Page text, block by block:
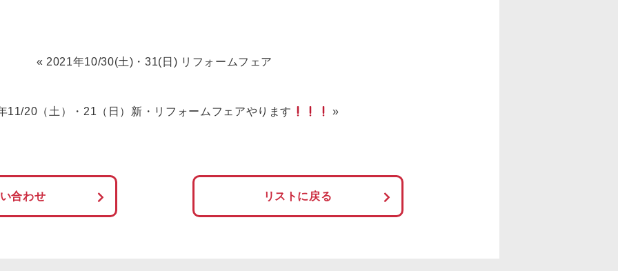
« 2021年10/30(土)・31(日) リフォームフェア
11/20（土）・21（日）新・リフォームフェアやります »
合わせ リストに戻る